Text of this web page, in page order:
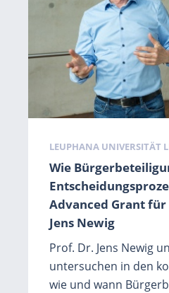
Wie
Advanced Grant
Jens Newig
Prof. Dr. Jens Newig
untersuchen in den
wie und wann
Schlagwörter
LEUPHANA UNIVERSITÄT